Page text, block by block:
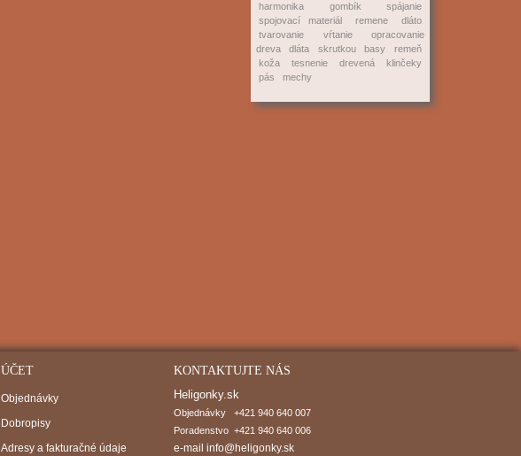
harmonika
gombík
spájanie
spojovací materiál
remene
dláto
tvarovanie
vŕtanie
opracovanie
dreva
dláta skrutkou basy
remeň
koža
tesnenie drevená
klinčeky
pás
mechy
ÚČET
Objednávky
Dobropisy
Adresy a fakturačné údaje
KONTAKTUJTE NÁS
Heligonky.sk
Objednávky   +421 940 640 007
Poradenstvo  +421 940 640 006
e-mail info@heligonky.sk